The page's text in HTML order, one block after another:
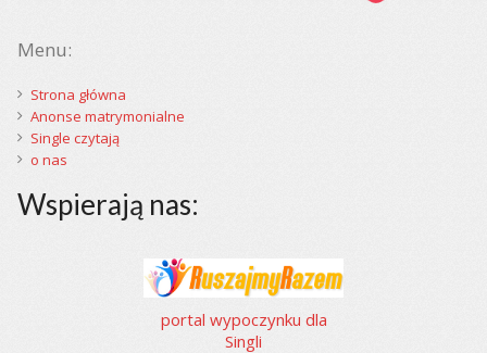
Menu:
Strona główna
Anonse matrymonialne
Single czytają
o nas
Wspierają nas:
portal wypoczynku dla
Singli